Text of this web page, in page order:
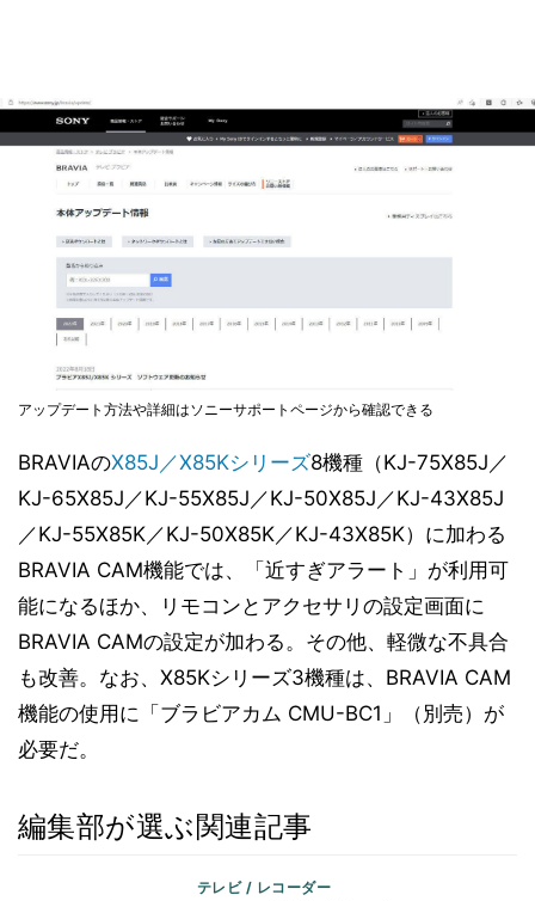
アップデート方法や詳細はソニーサポートページから確認できる
BRAVIAのX85J／X85Kシリーズ8機種（KJ-75X85J／
KJ-65X85J／KJ-55X85J／KJ-50X85J／KJ-43X85J
／KJ-55X85K／KJ-50X85K／KJ-43X85K）に加わる
BRAVIA CAM機能では、「近すぎアラート」が利用可
能になるほか、リモコンとアクセサリの設定画面に
BRAVIA CAMの設定が加わる。その他、軽微な不具合
も改善。なお、X85Kシリーズ3機種は、BRAVIA CAM
機能の使用に「ブラビアカム CMU-BC1」（別売）が
必要だ。
編集部が選ぶ関連記事
テレビ / レコーダー